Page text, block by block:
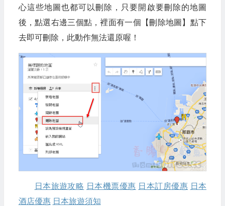
心這些地圖也都可以刪除，只要開啟要刪除的地圖
後，點選右邊三個點，裡面有一個【刪除地圖】點下
去即可刪除，此動作無法還原喔！
日本旅遊攻略 日本機票優惠 日本訂房優惠 日本
酒店優惠 日本旅遊須知